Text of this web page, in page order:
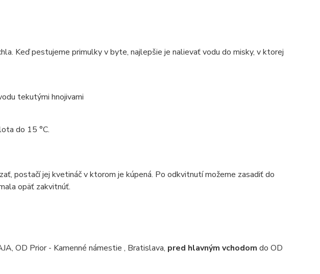
Keď pestujeme primulky v byte, najlepšie je nalievať vodu do misky, v ktorej
tekutými hnojivami
do 15 °C.
postačí jej kvetináč v ktorom je kúpená. Po odkvitnutí možeme zasadiť do
opäť zakvitnúť.
OD Prior - Kamenné námestie , Bratislava, pred hlavným vchodom do OD